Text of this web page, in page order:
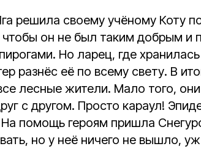
решила своему учёному Коту
он не был таким добрым и
Но ларец, где
разнёс её по всему свету. В
лесные жители. Мало того,
с другом. Просто караул!
На помощь героям пришла
но у неё ничего не вышло,